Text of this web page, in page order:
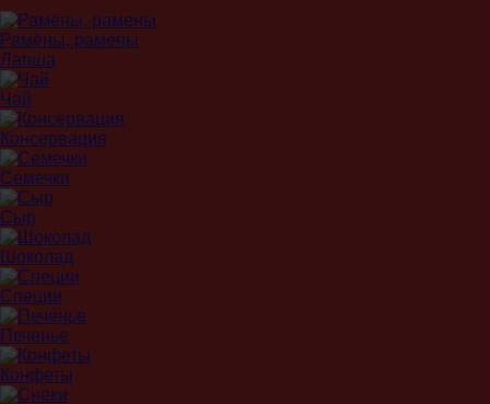
Рамёны, рамены
Лапша
Чай
Консервация
Семечки
Сыр
Шоколад
Специи
Печенье
Конфеты